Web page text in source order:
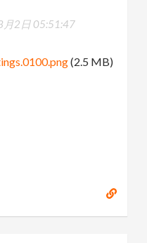
2日 05:51:47
(2.5 MB)